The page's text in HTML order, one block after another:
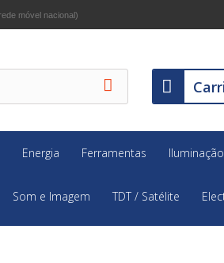
móvel nacional)
Energia Ferramentas
Som e Imagem TDT / Satélite